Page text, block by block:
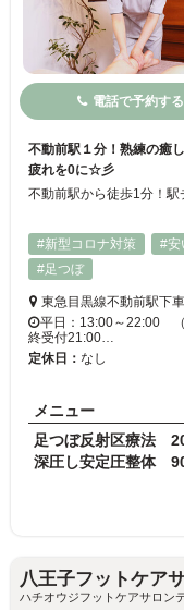
電話で予約する
不動前駅１分！熟練の癒
疲れを0に☆彡
#新型コロナ対策
#安
#足つぼ
東急目黒線不動前駅下
平日：13:00～22:00
終受付21:00…
定休日： なし
メニュー
足つぼ反射区療法
深圧し安定圧整体
八王子フットケア
ハチオウジフットケアサロン